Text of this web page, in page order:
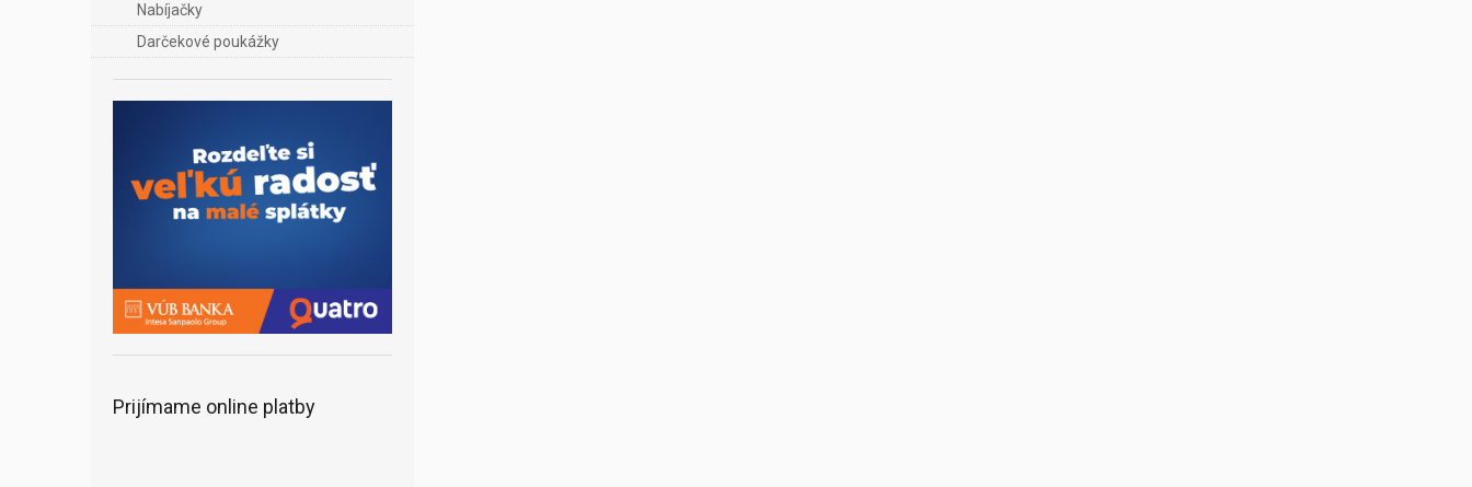
Nabíjačky
Darčekové poukážky
Prijímame online platby